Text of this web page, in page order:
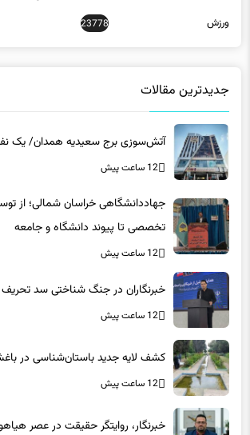
ورزش 23778
جدیدترین مقالات
آتش‌سوزی برج سعیدیه همدان/ یک
12 ساعت پیش
جهاددانشگاهی خراسان شمالی؛ از
تخصصی تا پیوند دانشگاه و جامعه
12 ساعت پیش
خبرنگاران در جنگ شناختی سد
12 ساعت پیش
کشف لایه جدید باستان‌شناسی در
12 ساعت پیش
خبرنگار، روایتگر حقیقت در عصر